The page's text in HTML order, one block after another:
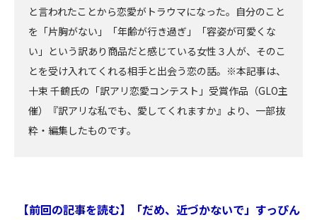
と言われたことから恋愛がトラウマになった。自分のこと
を「片胸がない」「年齢が行き過ぎ」「容姿が可愛くな
い」という訳あり商品だと感じている女性３人が、そのこ
とを受け入れてくれる相手と出会う恋の話。※本記事は、
十束 千鶴氏の「訳アリ恋愛コンテスト」受賞作品（GLO主
催）『訳アリな私でも、愛してくれますか』より、一部抜
粋・編集したものです。
【前回の記事を読む】「だめ、近づかないで」すっぴん